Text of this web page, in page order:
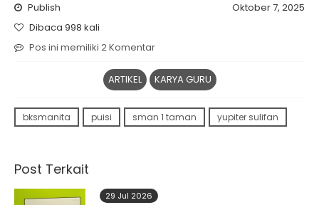
Publish
Oktober 7, 2025
Dibaca 998 kali
Pos ini memiliki 2 Komentar
ARTIKEL KARYA GURU
bksmanita puisi sman 1 taman yupiter sulifan
Post Terkait
29 Jul 2026